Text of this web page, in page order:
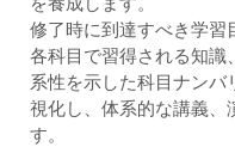
修了時に到達すべき学習
各科目で習得される知
系性を示した科目ナン
視化し、体系的な講義、
す。